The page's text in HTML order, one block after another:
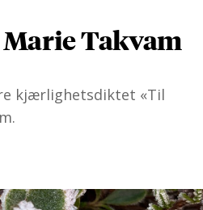
Marie Takvam
kjærlighetsdiktet «Til